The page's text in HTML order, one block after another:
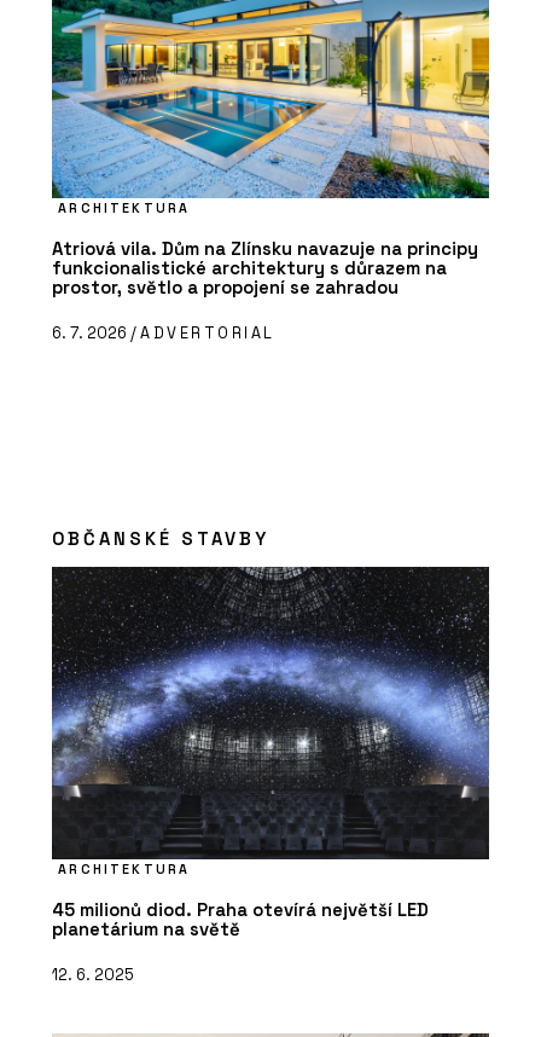
ARCHITEKTURA
Atriová vila. Dům na Zlínsku navazuje na principy
funkcionalistické architektury s důrazem na
prostor, světlo a propojení se zahradou
6. 7. 2026 /ADVERTORIAL
OBČANSKÉ STAVBY
ARCHITEKTURA
45 milionů diod. Praha otevírá největší LED
planetárium na světě
12. 6. 2025